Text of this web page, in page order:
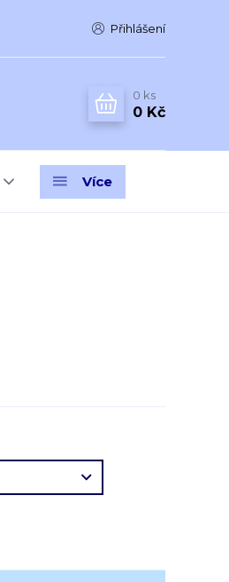
Přihlášení
0 ks
0 Kč
Více